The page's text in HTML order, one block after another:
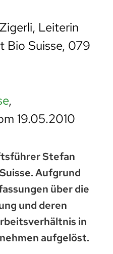
Leiterin
Bio Suisse, 079
,
19.05.2010
Stefan
Aufgrund
über die
und deren
in
aufgelöst.